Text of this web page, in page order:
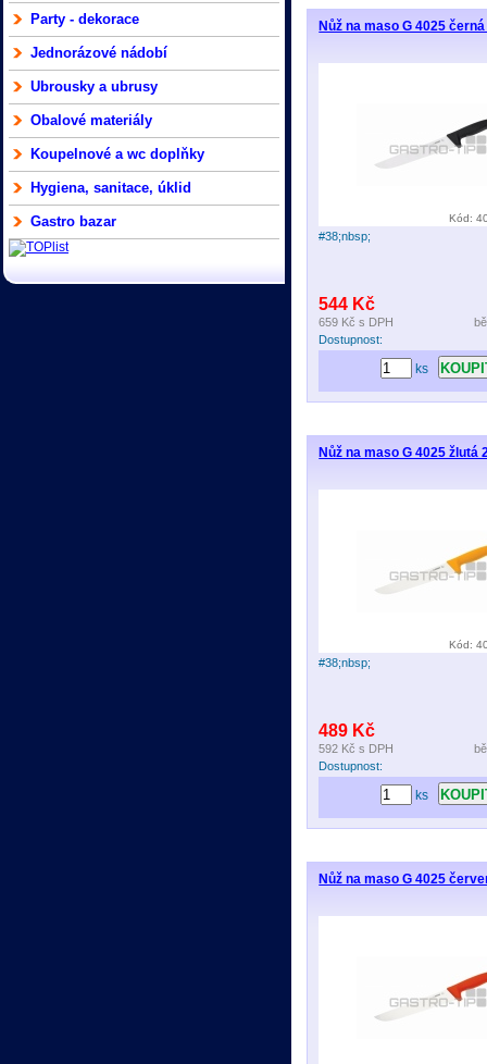
Party - dekorace
Jednorázové nádobí
Ubrousky a ubrusy
Obalové materiály
Koupelnové a wc doplňky
Hygiena, sanitace, úklid
Gastro bazar Kód:
Nůž na maso G 4025
#38;nbsp;
544 Kč
659 Kč s DPH
Dostupnost:
ks
Kód:
Nůž na maso G 4025 žlutá
#38;nbsp;
489 Kč
592 Kč s DPH
Dostupnost:
ks
Nůž na maso G 4025